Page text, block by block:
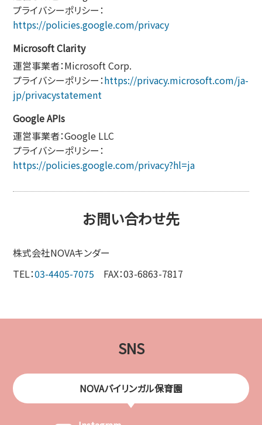
プライバシーポリシー：
https://policies.google.com/privacy
Microsoft Clarity
運営事業者：Microsoft Corp.
プライバシーポリシー：https://privacy.microsoft.com/ja-
jp/privacystatement
Google APIs
運営事業者：Google LLC
プライバシーポリシー：
https://policies.google.com/privacy?hl=ja
お問い合わせ先
株式会社NOVAキンダー
TEL：03-4405-7075 FAX：03-6863-7817
SNS
NOVAバイリンガル保育園